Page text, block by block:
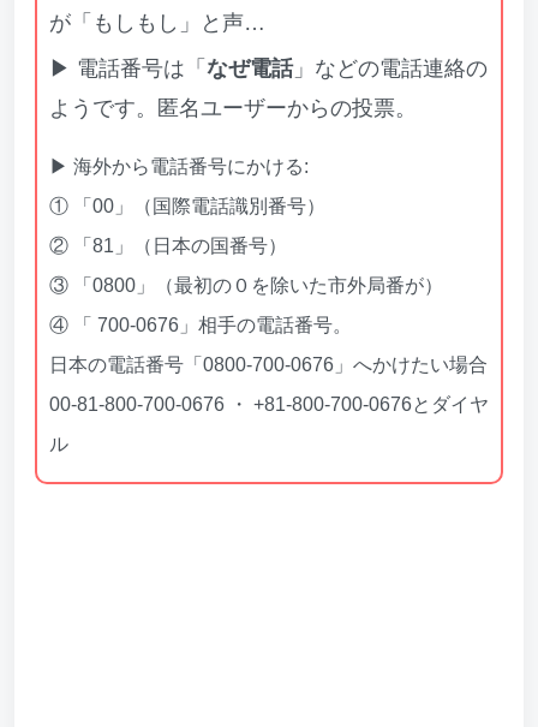
が「もしもし」と声…
▶ 電話番号は「 なぜ電話」などの電話連絡の
ようです。匿名ユーザーからの投票。
▶ 海外から電話番号にかける:
① 「00」（国際電話識別番号）
② 「81」（日本の国番号）
③ 「0800」（最初の０を除いた市外局番が）
④ 「 700-0676」相手の電話番号。
日本の電話番号「0800-700-0676」へかけたい場合
00-81-800-700-0676 ・ +81-800-700-0676とダイヤ
ル